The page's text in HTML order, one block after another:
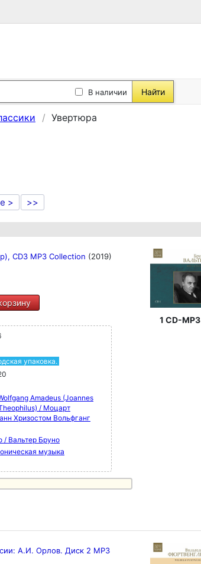
В наличии Найти
Увертюра
> >>
CD3 MP3 Collection (2019)
упаковка.
Amadeus (Joannes
/ Моцарт
Хризостом Вольфганг
/ Вальтер Бруно
музыка
1 CD-MP3
А.И. Орлов. Диск 2 MP3